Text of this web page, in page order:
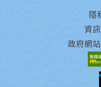
隱
資
政府網